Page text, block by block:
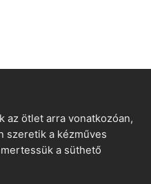
az ötlet arra vonatkozóan,
szeretik a kézműves
a süthető